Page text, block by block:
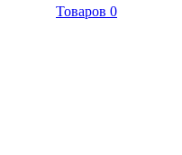
Товаров 0